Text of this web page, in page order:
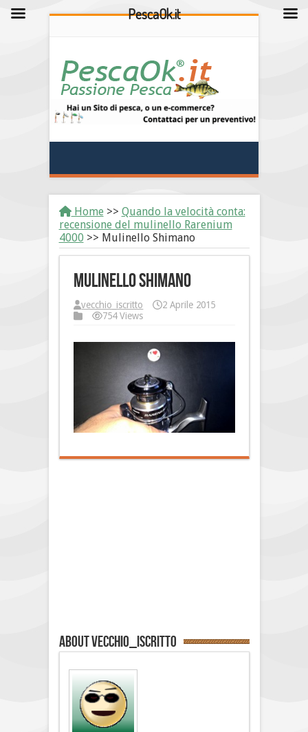
Home >> Quando la velocità conta:
recensione del mulinello Rarenium
4000 >> Mulinello Shimano
Mulinello Shimano
vecchio_iscritto
2 Aprile 2015
754 Views
About vecchio_iscritto
PescaOk.it